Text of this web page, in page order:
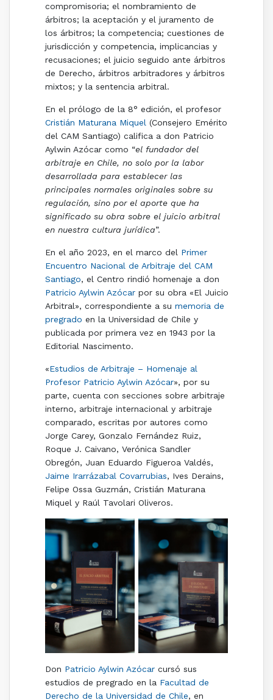
compromisoria; el nombramiento de
árbitros; la aceptación y el juramento de
los árbitros; la competencia; cuestiones de
jurisdicción y competencia, implicancias y
recusaciones; el juicio seguido ante árbitros
de Derecho, árbitros arbitradores y árbitros
mixtos; y la sentencia arbitral.
En el prólogo de la 8° edición, el profesor
Cristián Maturana Miquel (Consejero Emérito
del CAM Santiago) califica a don Patricio
Aylwin Azócar como “el fundador del
arbitraje en Chile, no solo por la labor
desarrollada para establecer las
principales normales originales sobre su
regulación, sino por el aporte que ha
significado su obra sobre el juicio arbitral
en nuestra cultura jurídica”.
En el año 2023, en el marco del Primer
Encuentro Nacional de Arbitraje del CAM
Santiago, el Centro rindió homenaje a don
Patricio Aylwin Azócarpor su obra «El Juicio
Arbitral», correspondiente a su memoria de
pregrado en la Universidad de Chile y
publicada por primera vez en 1943 por la
Editorial Nascimento.
«Estudios de Arbitraje – Homenaje al
Profesor Patricio Aylwin Azócar», por su
parte, cuenta con secciones sobre arbitraje
interno, arbitraje internacional y arbitraje
comparado, escritas por autores como
Jorge Carey, Gonzalo Fernández Ruiz,
Roque J. Caivano, Verónica Sandler
Obregón, Juan Eduardo Figueroa Valdés,
Jaime Irarrázabal Covarrubias, Ives Derains,
Felipe Ossa Guzmán, Cristián Maturana
Miquel y Raúl Tavolari Oliveros.
Don Patricio Aylwin Azócarcursó sus
estudios de pregrado en la Facultad de
Derecho de la Universidad de Chile, en